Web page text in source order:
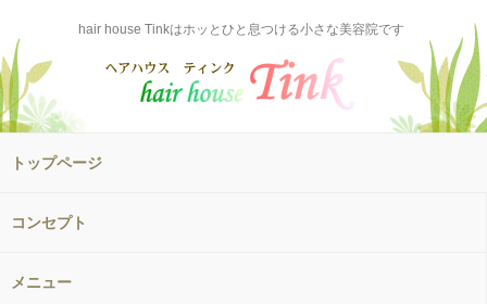
hair house Tinkはホッとひと息つける小さな美容院です
トップページ
コンセプト
メニュー